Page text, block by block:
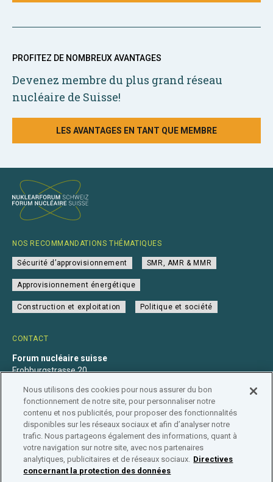
PROFITEZ DE NOMBREUX AVANTAGES
Devenez membre du plus grand réseau
nucléaire de Suisse!
LES AVANTAGES EN TANT QUE MEMBRE
CONTACT
Forum nucléaire suisse
Frohburgstrasse 20
+41 31 560 36 50
info@nuklearforum.ch
NOS RECOMMANDATIONS THÉMATIQUES
Sécurité d’approvisionnement SMR, AMR & MMR
Approvisionnement énergétique
Construction et exploitation Politique et société
Déclaration de confidentialité Impressum Affiliation
Nous utilisons des cookies pour nous assurer du bon
fonctionnement de notre site, pour personnaliser notre
contenu et nos publicités, pour proposer des fonctionnalités
disponibles sur les réseaux sociaux et afin d’analyser notre
trafic. Nous partageons également des informations, quant à
votre navigation sur notre site, avec nos partenaires
analytiques, publicitaires et de réseaux sociaux. Directives
concernant la protection des données